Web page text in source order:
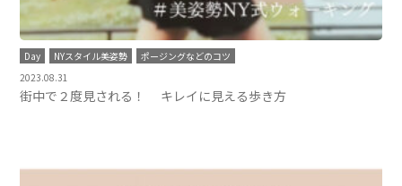
Day NYスタイル美姿勢
ポージングなどのコツ
2023.08.31
街中で２度見される！ キレイに見える歩き方